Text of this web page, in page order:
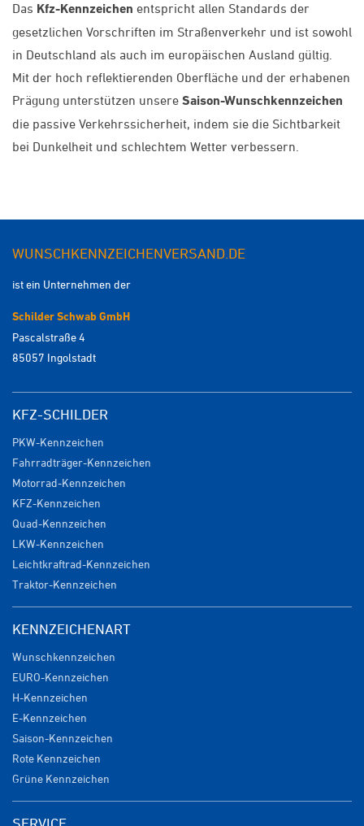
Das Kfz-Kennzeichen entspricht allen Standards der
gesetzlichen Vorschriften im Straßenverkehr und ist sowohl
in Deutschland als auch im europäischen Ausland gültig.
Mit der hoch reflektierenden Oberfläche und der erhabenen
Prägung unterstützen unsere Saison-Wunschkennzeichen
die passive Verkehrssicherheit, indem sie die Sichtbarkeit
bei Dunkelheit und schlechtem Wetter verbessern.
WUNSCHKENNZEICHENVERSAND.DE
ist ein Unternehmen der
Schilder Schwab GmbH
Pascalstraße 4
85057 Ingolstadt
KFZ-SCHILDER
PKW-Kennzeichen
Fahrradträger-Kennzeichen
Motorrad-Kennzeichen
KFZ-Kennzeichen
Quad-Kennzeichen
LKW-Kennzeichen
Leichtkraftrad-Kennzeichen
Traktor-Kennzeichen
KENNZEICHENART
Wunschkennzeichen
EURO-Kennzeichen
H-Kennzeichen
E-Kennzeichen
Saison-Kennzeichen
Rote Kennzeichen
Grüne Kennzeichen